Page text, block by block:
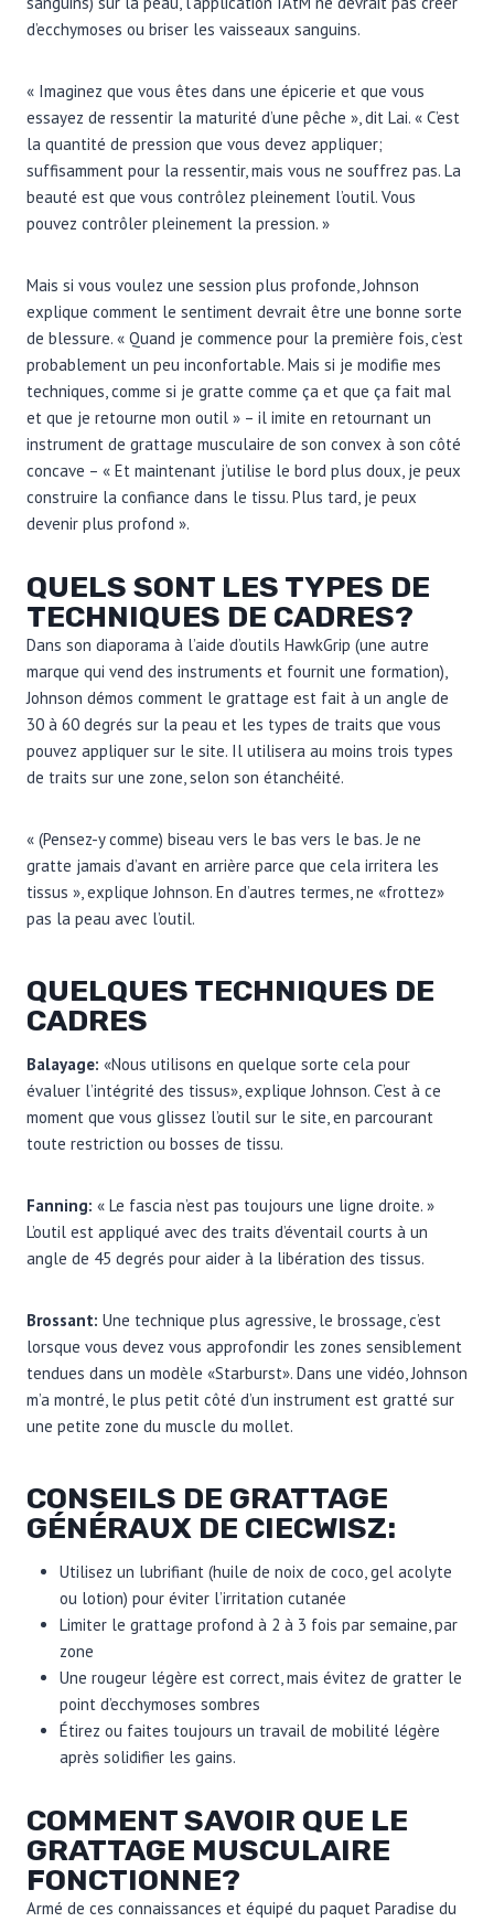
d’ecchymoses ou briser les vaisseaux sanguins.
« Imaginez que vous êtes dans une épicerie et que vous
essayez de ressentir la maturité d’une pêche », dit Lai. « C’est
la quantité de pression que vous devez appliquer;
suffisamment pour la ressentir, mais vous ne souffrez pas. La
beauté est que vous contrôlez pleinement l’outil. Vous
pouvez contrôler pleinement la pression. »
Mais si vous voulez une session plus profonde, Johnson
explique comment le sentiment devrait être une bonne sorte
de blessure. « Quand je commence pour la première fois, c’est
probablement un peu inconfortable. Mais si je modifie mes
techniques, comme si je gratte comme ça et que ça fait mal
et que je retourne mon outil » – il imite en retournant un
instrument de grattage musculaire de son convex à son côté
concave – « Et maintenant j’utilise le bord plus doux, je peux
construire la confiance dans le tissu. Plus tard, je peux
devenir plus profond ».
QUELS SONT LES TYPES DE
TECHNIQUES DE CADRES?
Dans son diaporama à l’aide d’outils HawkGrip (une autre
marque qui vend des instruments et fournit une formation),
Johnson démos comment le grattage est fait à un angle de
30 à 60 degrés sur la peau et les types de traits que vous
pouvez appliquer sur le site. Il utilisera au moins trois types
de traits sur une zone, selon son étanchéité.
« (Pensez-y comme) biseau vers le bas vers le bas. Je ne
gratte jamais d’avant en arrière parce que cela irritera les
tissus », explique Johnson. En d’autres termes, ne «frottez»
pas la peau avec l’outil.
QUELQUES TECHNIQUES DE
CADRES
Balayage: «Nous utilisons en quelque sorte cela pour
évaluer l’intégrité des tissus», explique Johnson. C’est à ce
moment que vous glissez l’outil sur le site, en parcourant
toute restriction ou bosses de tissu.
Fanning: « Le fascia n’est pas toujours une ligne droite. »
L’outil est appliqué avec des traits d’éventail courts à un
angle de 45 degrés pour aider à la libération des tissus.
Brossant: Une technique plus agressive, le brossage, c’est
lorsque vous devez vous approfondir les zones sensiblement
tendues dans un modèle «Starburst». Dans une vidéo, Johnson
m’a montré, le plus petit côté d’un instrument est gratté sur
une petite zone du muscle du mollet.
CONSEILS DE GRATTAGE
GÉNÉRAUX DE CIECWISZ:
Utilisez un lubrifiant (huile de noix de coco, gel acolyte
ou lotion) pour éviter l’irritation cutanée
Limiter le grattage profond à 2 à 3 fois par semaine, par
zone
Une rougeur légère est correct, mais évitez de gratter le
point d’ecchymoses sombres
Étirez ou faites toujours un travail de mobilité légère
après solidifier les gains.
COMMENT SAVOIR QUE LE
GRATTAGE MUSCULAIRE
FONCTIONNE?
Armé de ces connaissances et équipé du paquet Paradise du